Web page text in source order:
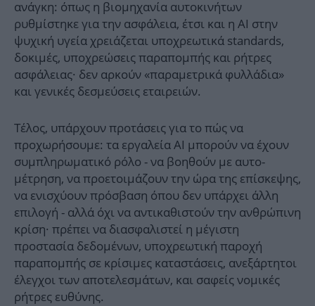
ανάγκη: όπως η βιομηχανία αυτοκινήτων
ρυθμίστηκε για την ασφάλεια, έτσι και η AI στην
ψυχική υγεία χρειάζεται υποχρεωτικά standards,
δοκιμές, υποχρεώσεις παραπομπής και ρήτρες
ασφάλειας· δεν αρκούν «παραμετρικά φυλλάδια»
και γενικές δεσμεύσεις εταιρειών.
Τέλος, υπάρχουν προτάσεις για το πώς να
προχωρήσουμε: τα εργαλεία AI μπορούν να έχουν
συμπληρωματικό ρόλο - να βοηθούν με αυτο-
μέτρηση, να προετοιμάζουν την ώρα της επίσκεψης,
να ενισχύουν πρόσβαση όπου δεν υπάρχει άλλη
επιλογή - αλλά όχι να αντικαθιστούν την ανθρώπινη
κρίση· πρέπει να διασφαλιστεί η μέγιστη
προστασία δεδομένων, υποχρεωτική παροχή
παραπομπής σε κρίσιμες καταστάσεις, ανεξάρτητοι
έλεγχοι των αποτελεσμάτων, και σαφείς νομικές
ρήτρες ευθύνης.